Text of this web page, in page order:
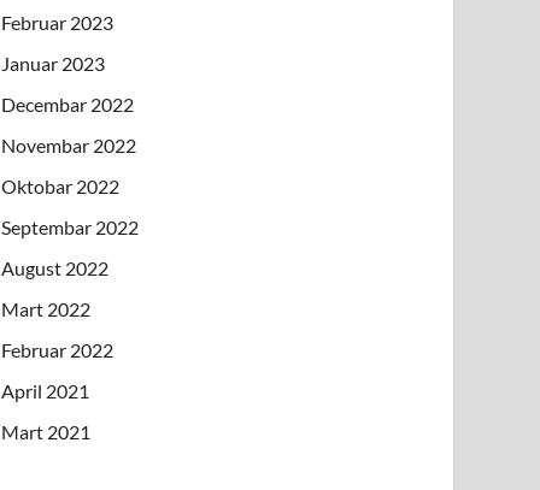
Februar 2023
Januar 2023
Decembar 2022
Novembar 2022
Oktobar 2022
Septembar 2022
August 2022
Mart 2022
Februar 2022
April 2021
Mart 2021